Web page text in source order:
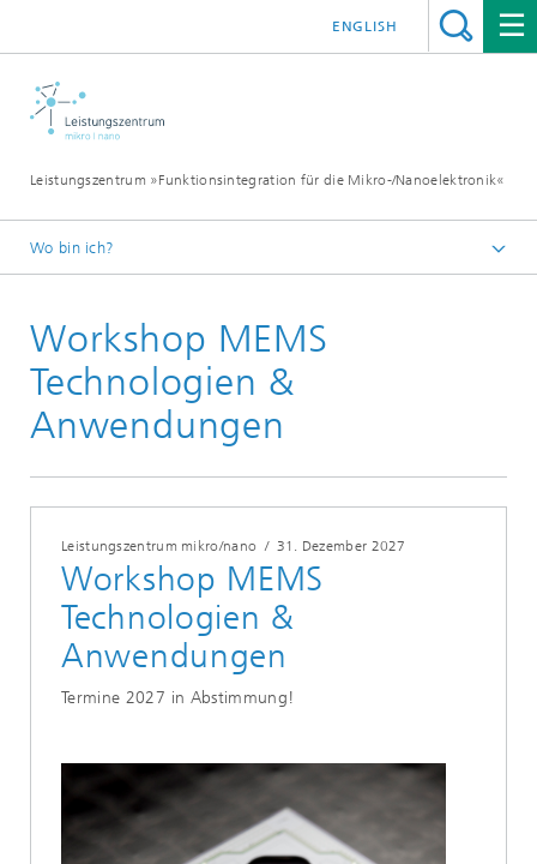
Leistungszentrum »Funktionsintegration für die Mikro-/Nanoelektronik«
ENGLISH
Wo bin ich?
Veranstaltungen
Workshop MEMS
Technologien &
Anwendungen
Leistungszentrum mikro/nano / 31. Dezember 2027
Workshop MEMS
Technologien &
Anwendungen
Termine 2027 in Abstimmung!